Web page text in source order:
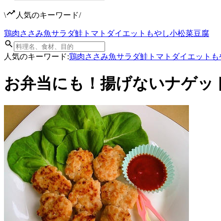
\ 人気のキーワード/
鶏肉ささみ魚サラダ鮭 トマト ダイエット もやし小松菜豆腐
人気のキーワード:鶏肉ささみ魚サラダ鮭 トマト ダイエット
お弁当にも！揚げないナゲッ